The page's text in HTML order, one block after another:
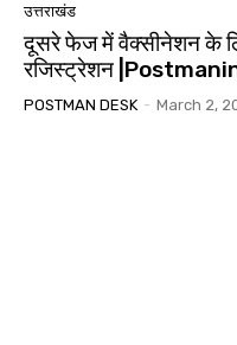
उत्तराखंड
दूसरे फेज में वैक्सीनेशन के
रजिस्ट्रेशन
POSTMAN DESK - March 2,